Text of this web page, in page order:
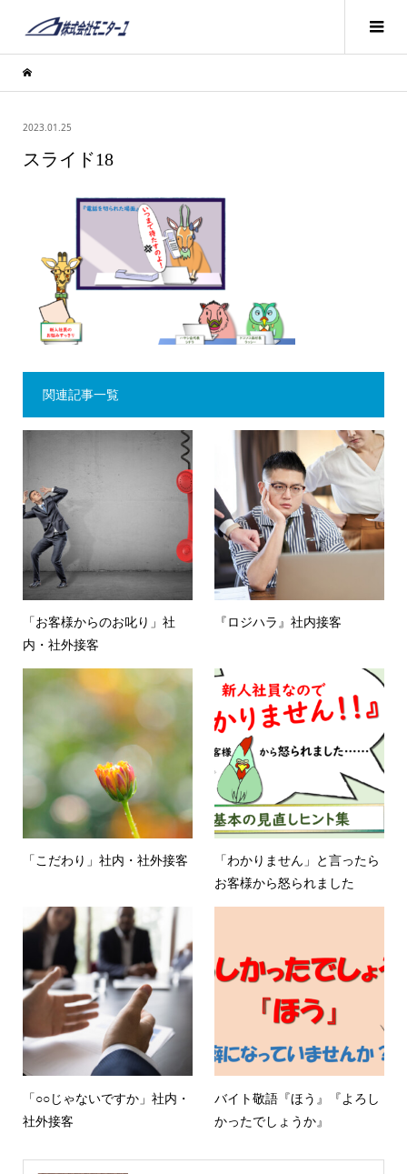
2023.01.25
スライド18
関連記事一覧
「お客様からのお叱り」社
内・社外接客
『ロジハラ』社内接客
「こだわり」社内・社外接客
「わかりません」と言ったら
お客様から怒られました
「○○じゃないですか」社内・
社外接客
バイト敬語『ほう』『よろし
かったでしょうか』